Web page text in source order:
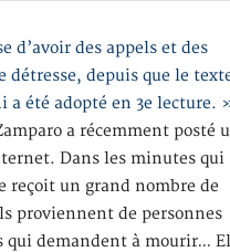
d’avoir des appels et des
détresse, depuis que le
a été adopté en 3e lecture.
a récemment posté
Dans les minutes qui
reçoit un grand nombre de
proviennent de personnes
qui demandent à mourir…